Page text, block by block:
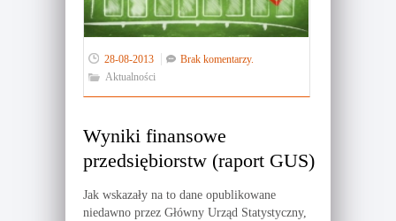
28-08-2013
Brak komentarzy.
Aktualności
Wyniki finansowe
przedsiębiorstw (raport GUS)
Jak wskazały na to dane opublikowane
niedawno przez Główny Urząd Statystyczny,